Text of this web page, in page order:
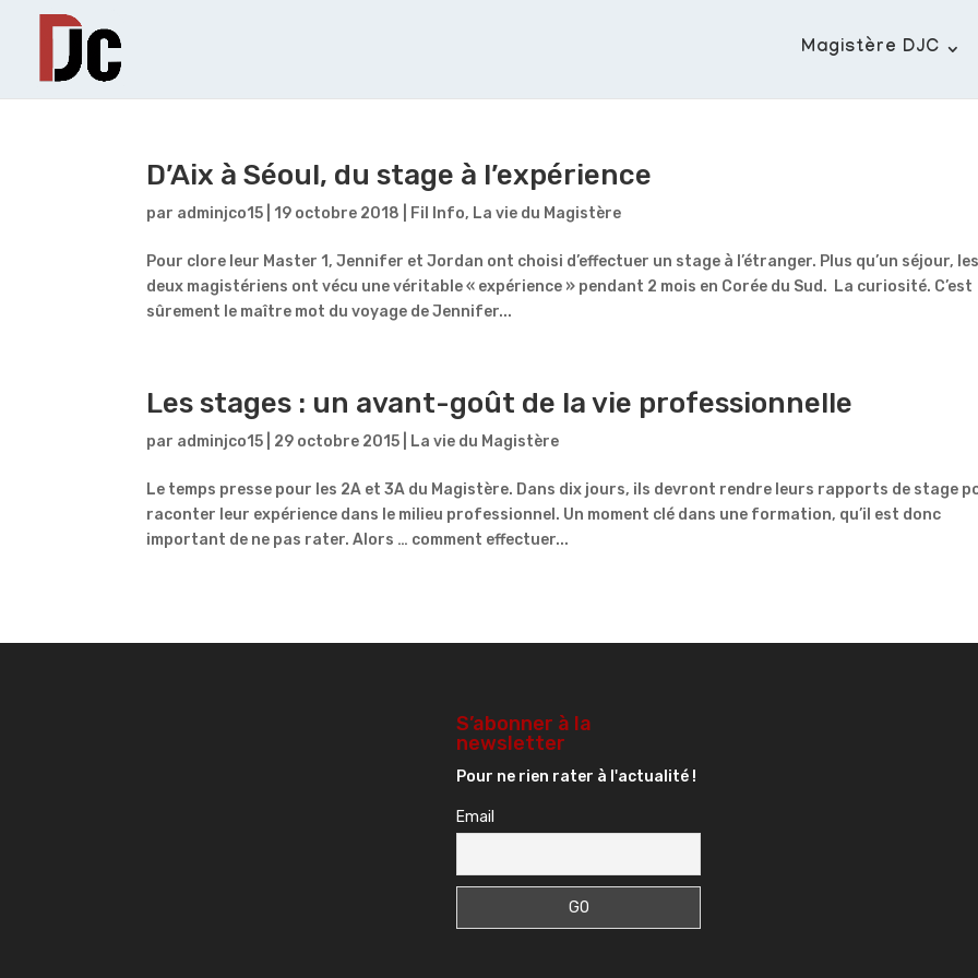
Magistère DJC
D’Aix à Séoul, du stage à l’expérience
par adminjco15 19 octobre 2018 Fil Info, La vie du Magistère
Pour clore leur Master 1, Jennifer et Jordan ont choisi d’effectuer un stage à l’étranger. Plus qu’un séjour,
deux magistériens ont vécu une véritable « expérience » pendant 2 mois en Corée du Sud. La curiosité. C’est
sûrement le maître mot du voyage de Jennifer...
Les stages : un avant-goût de la vie professionnelle
par adminjco15 29 octobre 2015 La vie du Magistère
Le temps presse pour les 2A et 3A du Magistère. Dans dix jours, ils devront rendre leurs rapports de stage
raconter leur expérience dans le milieu professionnel. Un moment clé dans une formation, qu’il est donc
important de ne pas rater. Alors … comment effectuer...
S’abonner à la
newsletter
Pour ne rien rater à l'actualité !
Email